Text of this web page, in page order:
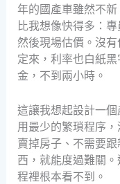
年的國產車雖然不
比我想像快得多：
然後現場估價。沒
定來，利率也白紙
金，不到兩小時。
這讓我想起設計一
用最少的繁瑣程序
賣掉房子、不需要
西，就能度過難關
程裡根本看不到。